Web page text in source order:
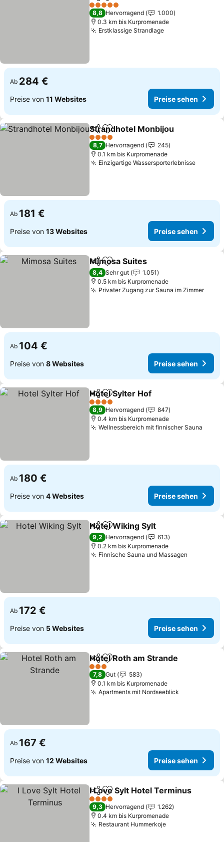
5 Sterne
8,8 Hervorragend
1.000
0.3 km bis Kurpromenade
Erstklassige StrandlagePreise sehen
Ab 284 €
Preise von 11 Websites Preise sehen
TeilenZu Favoriten hinzufügen
Strandhotel Monbijou
4 Sterne
8,7 Hervorragend
245
0.1 km bis Kurpromenade
Einzigartige WassersporterlebnissePreise
Ab 181 €
Preise von 13 Websites Preise sehen
TeilenZu Favoriten hinzufügen
Mimosa Suites
8,4 Sehr gut
1.051
0.5 km bis Kurpromenade
Privater Zugang zur Sauna im Zimmer
Ab 104 €
Preise von 8 Websites Preise sehen
TeilenZu Favoriten hinzufügen
Hotel Sylter Hof
4 Sterne
8,9 Hervorragend
847
0.4 km bis Kurpromenade
Wellnessbereich mit finnischer Sauna
Ab 180 €
Preise von 4 Websites Preise sehen
TeilenZu Favoriten hinzufügen
Hotel Wiking Sylt
9,2 Hervorragend
613
0.2 km bis Kurpromenade
Finnische Sauna und Massagen
Ab 172 €
Preise von 5 Websites Preise sehen
TeilenZu Favoriten hinzufügen
Hotel Roth am Strande
3 Sterne
7,8 Gut
583
0.1 km bis Kurpromenade
Apartments mit Nordseeblick
Ab 167 €
Preise von 12 Websites Preise sehen
TeilenZu Favoriten hinzufügen
I Love Sylt Hotel Terminus
4 Sterne
9,3 Hervorragend
1.262
0.4 km bis Kurpromenade
Restaurant HummerkojePreise sehen